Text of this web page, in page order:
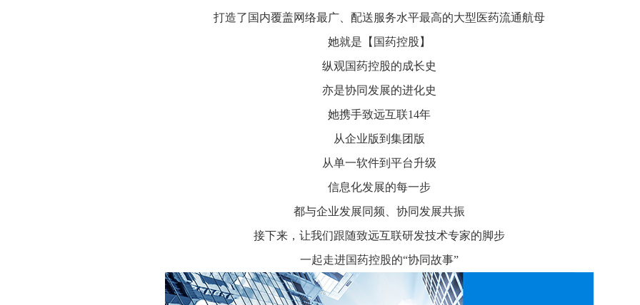
信创
安全可控的信创 全面适配
专精特新
运营商解决方案
推进数字政府和数字企业转型
点线面结合，安全风险管控新策略
穿透式智能科技
全级次穿透，数智驱动科技管理
人业财一体化
打造了国内覆盖网络最广、配送服务水平最高的大型医药流通航母
她就是【国药控股】
纵观国药控股的成长史
亦是协同发展的进化史
她携手致远互联14年
从企业版到集团版
从单一软件到平台升级
信息化发展的每一步
都与企业发展同频、协同发展共振
接下来，让我们跟随致远互联研发技术专家的脚步
一起走进国药控股的“协同故事”